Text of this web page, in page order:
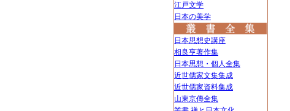
江戸文学
日本の美学
日本思想史講座
相良亨著作集
日本思想・個人全集
近世儒家文集集成
近世儒家資料集成
山東京傳全集